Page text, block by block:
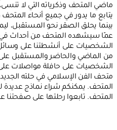
ماضي المتحف وذكرياته التي لا
يتابع ما يدور في جميع أنحاء المتحف
بينما يحلق الصقر نحو المستقبل،
عمّا سيشهده المتحف من أحداث
الشخصيات على أنشطتنا على وسائل
من الماضي والحاضر والمستقبل
الشخصيات على حافلة مواصلات على
متحف الفن الإسلامي في حلته
المتحف. يمكنكم شراء نماذج
المتحف. تابعوا رحلتها على صفحتنا